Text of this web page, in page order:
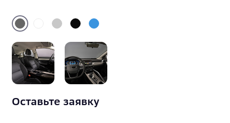
Оставьте заявку